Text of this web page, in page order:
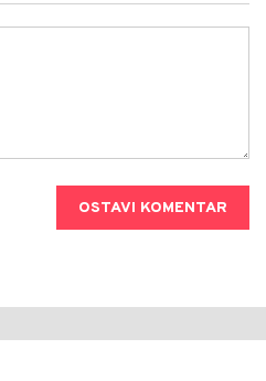
OSTAVI KOMENTAR